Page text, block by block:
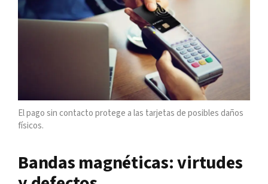
El pago sin contacto protege a las tarjetas de posibles daños
físicos.
Bandas magnéticas: virtudes